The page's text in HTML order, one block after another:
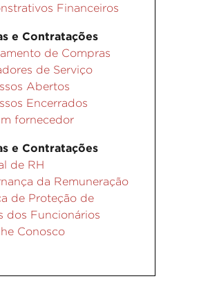
Financeiros
e Contratações
de Compras
de Serviço
Abertos
Encerrados
fornecedor
e Contratações
de RH
da Remuneração
de Proteção de
dos Funcionários
Conosco